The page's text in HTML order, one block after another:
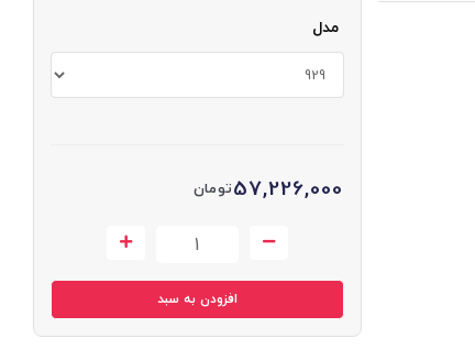
مدل
57,226,000تومان
افزودن به سبد